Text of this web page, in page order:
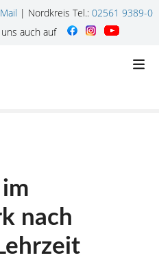
| Nordkreis Tel.: 02561 9389-0
auch auf
nach